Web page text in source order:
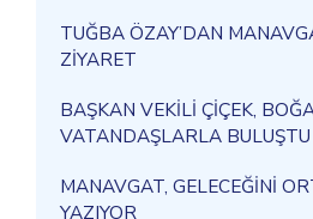
TUĞBA ÖZAY’DAN
ZİYARET
BAŞKAN VEKİLİ ÇİÇEK,
VATANDAŞLARLA BULUŞTU
MANAVGAT, GELECEĞİNİ
YAZIYOR